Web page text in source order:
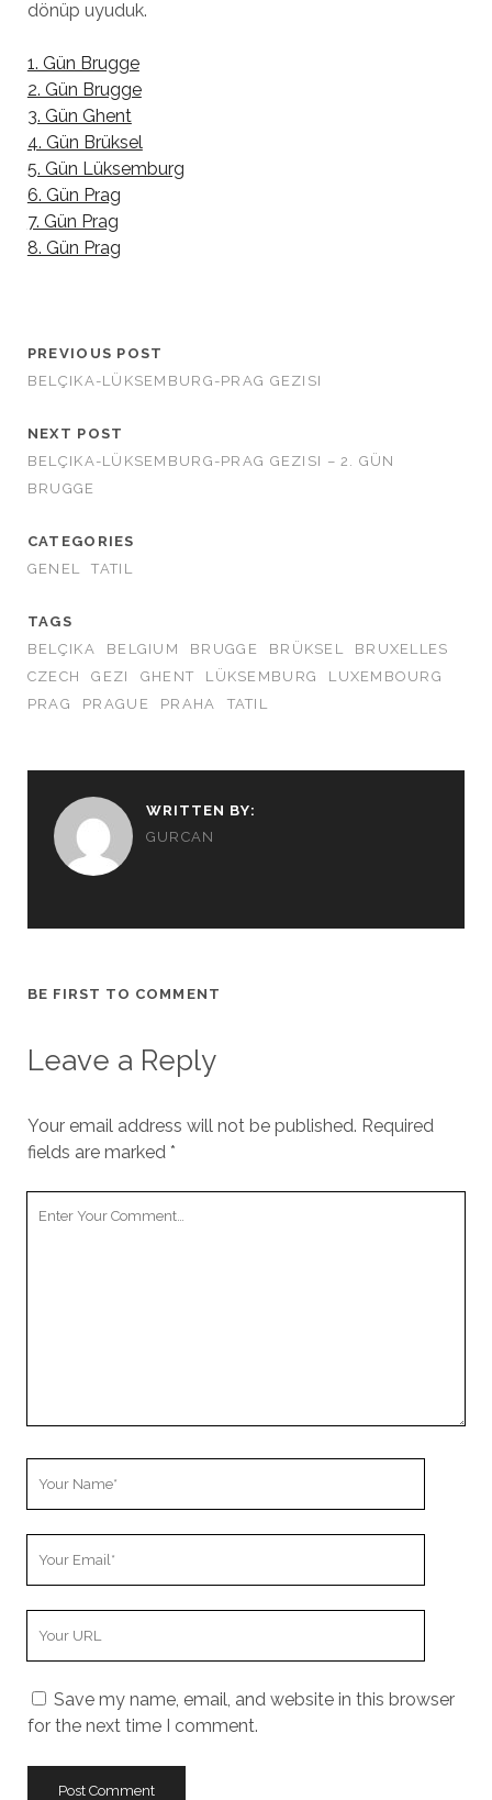
dönüp uyuduk.
1. Gün Brugge
2. Gün Brugge
3. Gün Ghent
4. Gün Brüksel
5. Gün Lüksemburg
6. Gün Prag
7. Gün Prag
8. Gün Prag
PREVIOUS POST
BELÇIKA-LÜKSEMBURG-PRAG GEZISI
NEXT POST
BELÇIKA-LÜKSEMBURG-PRAG GEZISI – 2. GÜN
BRUGGE
CATEGORIES
GENEL
TATIL
TAGS
BELÇIKA
BELGIUM BRUGGE BRÜKSEL
BRUXELLES
CZECH
GEZI GHENT LÜKSEMBURG
LUXEMBOURG
PRAG
PRAGUE PRAHA TATIL
WRITTEN BY:
GURCAN
BE FIRST TO COMMENT
Leave a Reply
Your email address will not be published. Required
fields are marked *
Save my name, email, and website in this browser
for the next time I comment.